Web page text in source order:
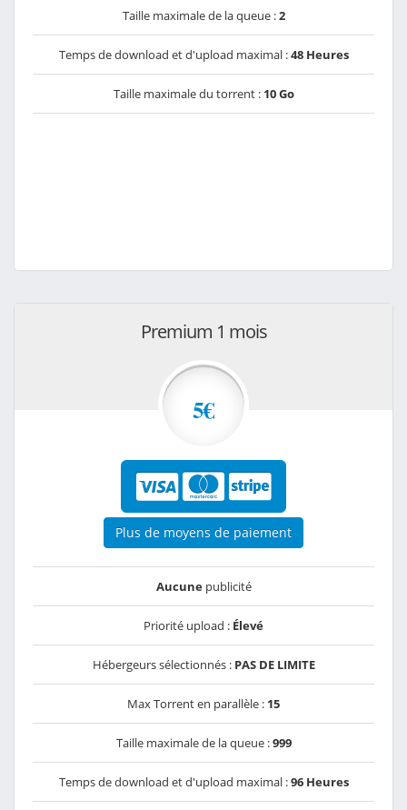
Taille maximale de la queue :2
Temps de download et d'upload maximal :48 Heures
Taille maximale du torrent : 10 Go
Premium 1 mois
5€
Plus de moyens de paiement
Aucunepublicité
Priorité upload : Élevé
Hébergeurs sélectionnés : PAS DE LIMITE
Max Torrent en parallèle : 15
Taille maximale de la queue :999
Temps de download et d'upload maximal :96 Heures